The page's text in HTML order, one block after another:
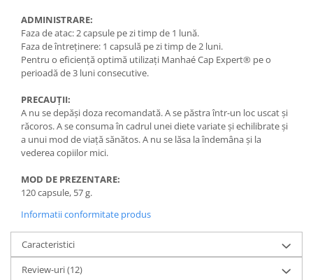
ADMINISTRARE:
Faza de atac: 2 capsule pe zi timp de 1 lună.
Faza de întreținere: 1 capsulă pe zi timp de 2 luni.
Pentru o eficiență optimă utilizați Manhaé Cap Expert® pe o
perioadă de 3 luni consecutive.
PRECAUȚII:
A nu se depăși doza recomandată. A se păstra într-un loc uscat și
răcoros. A se consuma în cadrul unei diete variate și echilibrate și
a unui mod de viață sănătos. A nu se lăsa la îndemâna și la
vederea copiilor mici.
MOD DE PREZENTARE:
120 capsule, 57 g.
Informatii conformitate produs
Caracteristici
Review-uri(12)